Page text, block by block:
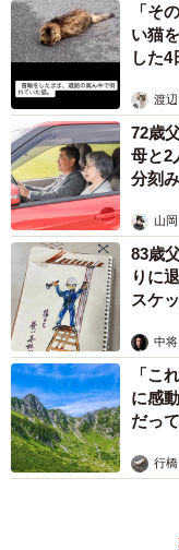
「そ
い猫
した
渡
72歳
母と2
分刻
山
83歳
りに
スケ
中将
「こ
に感
だっ
行